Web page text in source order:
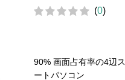
(0)
90% 画面占有率の4辺
ートパソコン